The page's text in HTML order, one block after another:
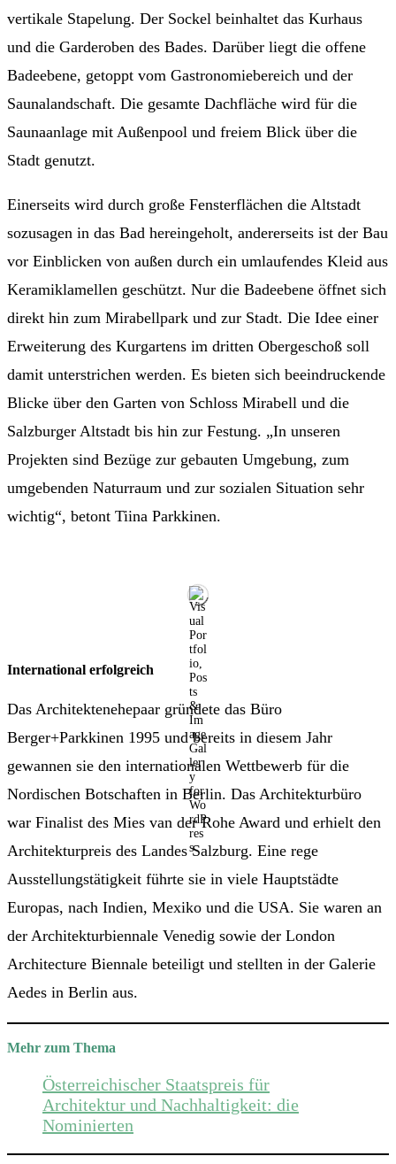
vertikale Stapelung. Der Sockel beinhaltet das Kurhaus
und die Garderoben des Bades. Darüber liegt die offene
Badeebene, getoppt vom Gastronomiebereich und der
Saunalandschaft. Die gesamte Dachfläche wird für die
Saunaanlage mit Außenpool und freiem Blick über die
Stadt genutzt.
Einerseits wird durch große Fensterflächen die Altstadt
sozusagen in das Bad hereingeholt, andererseits ist der Bau
vor Einblicken von außen durch ein umlaufendes Kleid aus
Keramiklamellen geschützt. Nur die Badeebene öffnet sich
direkt hin zum Mirabellpark und zur Stadt. Die Idee einer
Erweiterung des Kurgartens im dritten Obergeschoß soll
damit unterstrichen werden. Es bieten sich beeindruckende
Blicke über den Garten von Schloss Mirabell und die
Salzburger Altstadt bis hin zur Festung. „In unseren
Projekten sind Bezüge zur gebauten Umgebung, zum
umgebenden Naturraum und zur sozialen Situation sehr
wichtig“, betont Tiina Parkkinen.
International erfolgreich
Das Architektenehepaar gründete das Büro
Berger+Parkkinen 1995 und bereits in diesem Jahr
gewannen sie den internationalen Wettbewerb für die
Nordischen Botschaften in Berlin. Das Architekturbüro
war Finalist des Mies van der Rohe Award und erhielt den
Architekturpreis des Landes Salzburg. Eine rege
Ausstellungstätigkeit führte sie in viele Hauptstädte
Europas, nach Indien, Mexiko und die USA. Sie waren an
der Architekturbiennale Venedig sowie der London
Architecture Biennale beteiligt und stellten in der Galerie
Aedes in Berlin aus.
Mehr zum Thema
Österreichischer Staatspreis für
Architektur und Nachhaltigkeit: die
Nominierten